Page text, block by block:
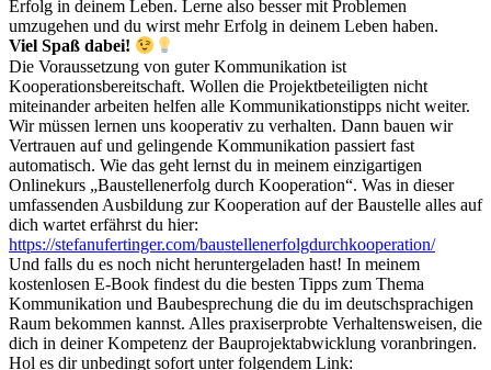
Erfolg in deinem Leben. Lerne also besser mit Problemen
umzugehen und du wirst mehr Erfolg in deinem Leben haben.
Viel Spaß dabei!
Die Voraussetzung von guter Kommunikation ist
Kooperationsbereitschaft. Wollen die Projektbeteiligten nicht
miteinander arbeiten helfen alle Kommunikationstipps nicht weiter.
Wir müssen lernen uns kooperativ zu verhalten. Dann bauen wir
Vertrauen auf und gelingende Kommunikation passiert fast
automatisch. Wie das geht lernst du in meinem einzigartigen
Onlinekurs „Baustellenerfolg durch Kooperation“. Was in dieser
umfassenden Ausbildung zur Kooperation auf der Baustelle alles auf
dich wartet erfährst du hier:
https://stefanufertinger.com/baustellenerfolgdurchkooperation/
Und falls du es noch nicht heruntergeladen hast! In meinem
kostenlosen E-Book findest du die besten Tipps zum Thema
Kommunikation und Baubesprechung die du im deutschsprachigen
Raum bekommen kannst. Alles praxiserprobte Verhaltensweisen, die
dich in deiner Kompetenz der Bauprojektabwicklung voranbringen.
Hol es dir unbedingt sofort unter folgendem Link: